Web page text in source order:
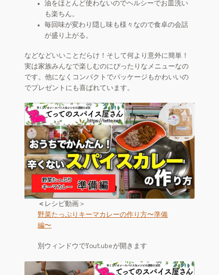
油をほとんど使わないのでヘルシーでお皿洗い
も楽ちん。
毎回味が変わり隠し味も様々なので食卓の会話
が盛り上がる。
などなどいいことだらけ！そして何より意外に簡単！
実は家族みんなで楽しむのにぴったりなメニューなの
です。他になくコンパクトでパッケージもかわいいの
でプレゼントにも喜ばれています。
＜
レシピ動画＞
野菜たっぷりキーマカレーの作り方〜準備
編〜
別ウィンドウでYoutubeが開きます